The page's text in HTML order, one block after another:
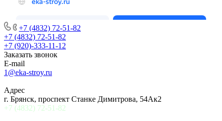
+7 (4832) 72-51-82
+7 (4832) 72-51-82
+7 (920)-333-11-12
Заказать звонок
E-mail
1@eka-stroy.ru
Адрес
г. Брянск, проспект Станке Димитрова, 54Ак2
+7 (4832) 72-51-82